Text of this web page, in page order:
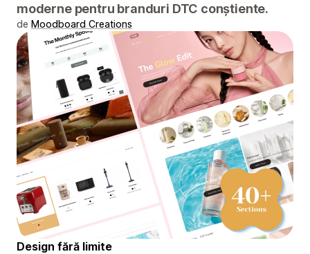
moderne pentru branduri DTC conștiente.
de Moodboard Creations
Design fără limite